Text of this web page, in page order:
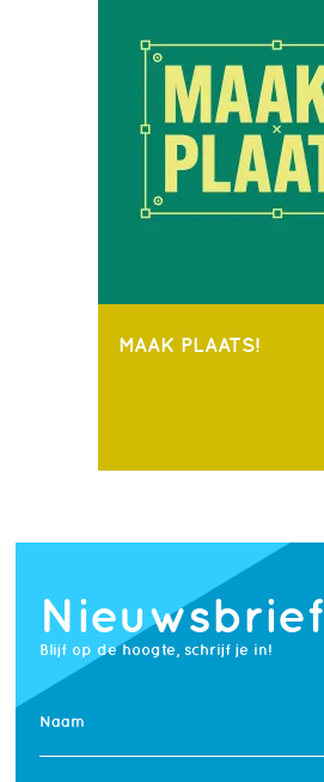
MAAK PLAATS!
Nieuwsbrief
Blijf op de hoogte, schrijf je in!
Naam